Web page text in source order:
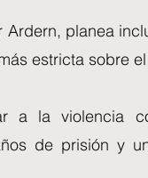
planea
estricta sobre
a la violencia
de prisión y